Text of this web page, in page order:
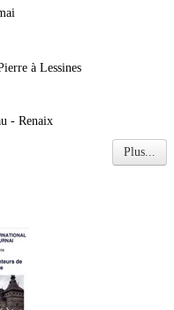
à Lessines
- Renaix
Plus...